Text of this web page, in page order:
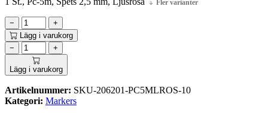
Fler varianter
−
+
Lägg i varukorg
−
+
Lägg i varukorg
Artikelnummer: SKU-206201-PC5MLROS-10
Kategori: Markers